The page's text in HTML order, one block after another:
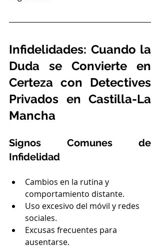
Infidelidades: Cuando la
Duda se Convierte en
Certeza con Detectives
Privados en Castilla-La
Mancha
Signos Comunes de
Infidelidad
Cambios en la rutina y
comportamiento distante.
Uso excesivo del móvil y redes
sociales.
Excusas frecuentes para
ausentarse.